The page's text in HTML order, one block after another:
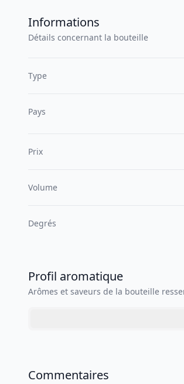
Informations
Détails concernant la bouteille
Type
Pays
Prix
Volume
Degrés
Profil aromatique
Arômes et saveurs de la bouteille
Commentaires